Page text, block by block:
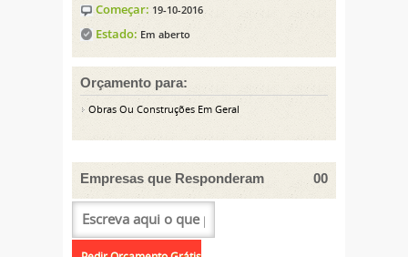
Começar: 19-10-2016
Estado: Em aberto
Orçamento para:
Obras Ou Construções Em Geral
Empresas que Responderam 00